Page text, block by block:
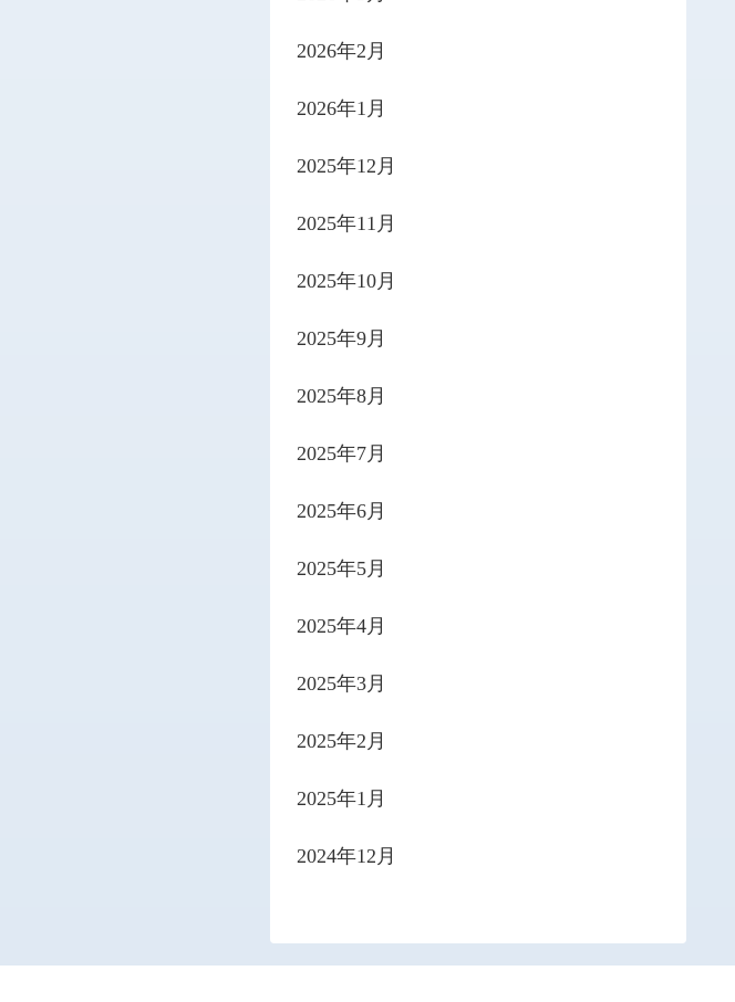
2026年2月
2026年1月
2025年12月
2025年11月
2025年10月
2025年9月
2025年8月
2025年7月
2025年6月
2025年5月
2025年4月
2025年3月
2025年2月
2025年1月
2024年12月